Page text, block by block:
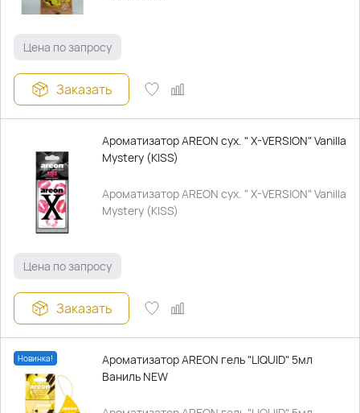
Цена по запросу
Заказать
Ароматизатор AREON сух. " X-VERSION" Vanilla
Mystery (KISS)
Ароматизатор AREON сух. " X-VERSION" Vanilla
Mystery (KISS)
Цена по запросу
Заказать
Новинка!
Ароматизатор AREON гель "LIQUID" 5мл
Ваниль NEW